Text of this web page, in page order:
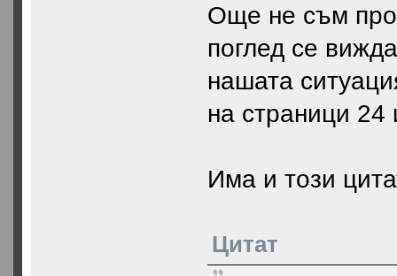
Още не съм
поглед се
нашата
на страници 24
Има и този
Цитат